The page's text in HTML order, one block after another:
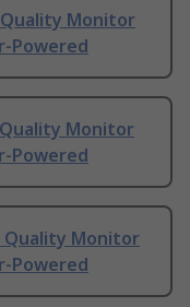
Quality Monitor
Powered
Quality Monitor
Powered
Quality Monitor
Powered